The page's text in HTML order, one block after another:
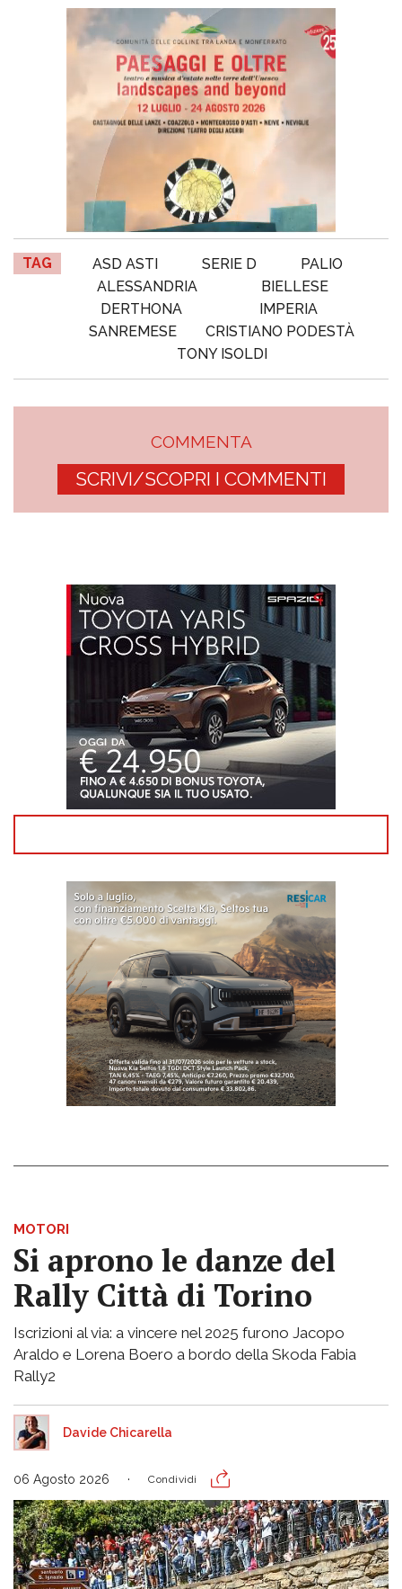
TAG ASD ASTI SERIE D
PALIO
ALESSANDRIA
BIELLESE
DERTHONA
IMPERIA
SANREMESE
CRISTIANO PODESTÀ
TONY ISOLDI
COMMENTA
SCRIVI/SCOPRI I COMMENTI
MOTORI
Si aprono le danze del
Rally Città di Torino
Iscrizioni al via: a vincere nel 2025 furono Jacopo
Araldo e Lorena Boero a bordo della Skoda Fabia
Rally2
Davide Chicarella
06 Agosto 2026 Condividi